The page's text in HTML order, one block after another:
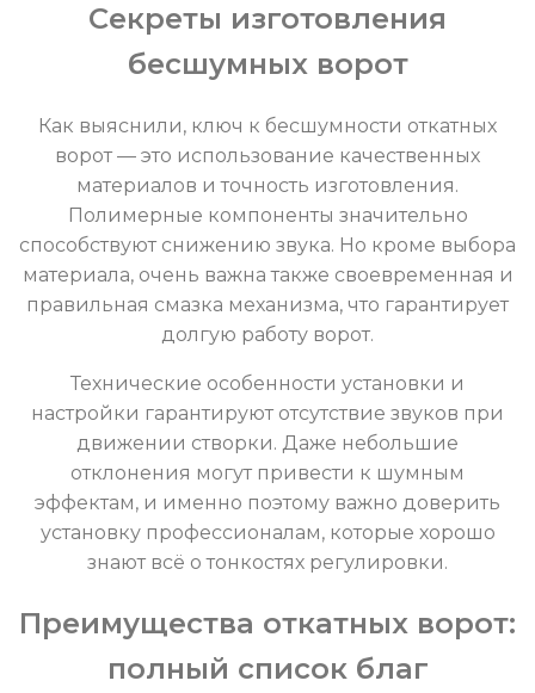
Секреты изготовления
бесшумных ворот
Как выяснили, ключ к бесшумности откатных
ворот — это использование качественных
материалов и точность изготовления.
Полимерные компоненты значительно
способствуют снижению звука. Но кроме выбора
материала, очень важна также своевременная и
правильная смазка механизма, что гарантирует
долгую работу ворот.
Технические особенности установки и
настройки гарантируют отсутствие звуков при
движении створки. Даже небольшие
отклонения могут привести к шумным
эффектам, и именно поэтому важно доверить
установку профессионалам, которые хорошо
знают всё о тонкостях регулировки.
Преимущества откатных ворот:
полный список благ